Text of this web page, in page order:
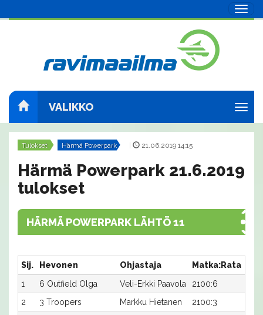
VALIKKO
Tulokset Härmä Powerpark 21.06.2019 14:15
Härmä Powerpark 21.6.2019
tulokset
HÄRMÄ POWERPARK LÄHTÖ 11
Sij. Hevonen Ohjastaja Matka:Rata
1
6 Outfield Olga Veli-Erkki Paavola 2100:6
2
3 Troopers Markku Hietanen 2100:3